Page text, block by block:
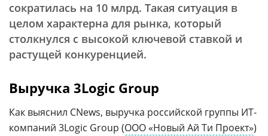
сократилась на 10 млрд. Такая ситуация в
целом характерна для рынка, который
столкнулся с высокой ключевой ставкой и
растущей конкуренцией.
Выручка 3Logic Group
Как выяснил CNews, выручка российской группы ИТ-
компаний 3Logic Group (ООО «Новый Ай Ти Проект»)